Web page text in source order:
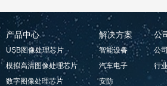
产品中心
USB图像处理芯片
模拟高清图像处理芯片
数字图像处理芯片
解决方案
智能设备
汽车电子
安防
公
公
行